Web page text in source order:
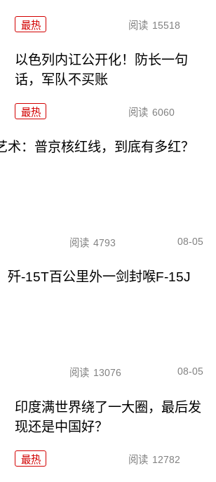
最热 阅读 15518
以色列内讧公开化！防长一句
话，军队不买账
最热 阅读 6060
术：普京核红线，到底有多红？
阅读 4793 08-05
歼-15T百公里外一剑封喉F-15J
阅读 13076 08-05
印度满世界绕了一大圈，最后发
现还是中国好？
最热 阅读 12782